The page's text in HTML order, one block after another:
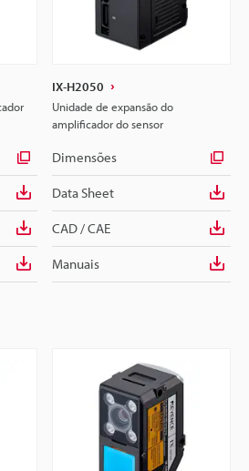
IX-H2050
Unidade de expansão do
amplificador do sensor
Dimensões
Data Sheet
CAD / CAE
Manuais